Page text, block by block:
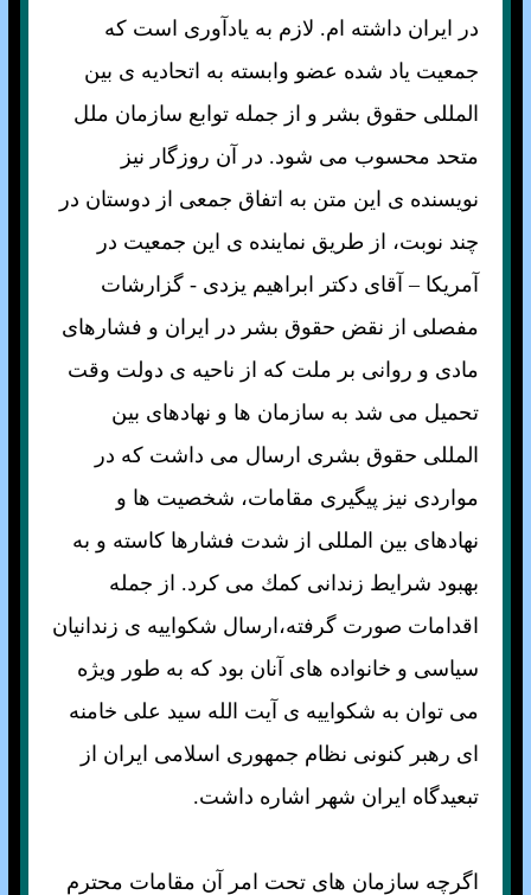
در ايران داشته ام. لازم به يادآوری است که
جمعيت ياد شده عضو وابسته به اتحاديه ی بين
المللی حقوق بشر و از جمله توابع سازمان ملل
متحد محسوب می شود. در آن روزگار نيز
نويسنده ی اين متن به اتفاق جمعی از دوستان در
چند نوبت، از طريق نماينده ی اين جمعيت در
آمريکا – آقای دکتر ابراهيم يزدی - گزارشات
مفصلی از نقض حقوق بشر در ايران و فشارهای
مادی و روانی بر ملت كه از ناحيه ی دولت وقت
تحميل می شد به سازمان ها و نهادهای بين
المللی حقوق بشری ارسال می داشت كه در
مواردی نيز پيگيری مقامات، شخصيت ها و
نهادهای بين المللی از شدت فشارها كاسته و به
بهبود شرايط زندانی كمك می كرد. از جمله
اقدامات صورت گرفته،ارسال شکواييه ی زندانيان
سياسی و خانواده های آنان بود که به طور ويژه
می توان به شکواييه ی آيت الله سيد علی خامنه
ای رهبر کنونی نظام جمهوری اسلامی ايران از
تبعيدگاه ايران شهر اشاره داشت.
اگرچه سازمان های تحت امر آن مقامات محترم